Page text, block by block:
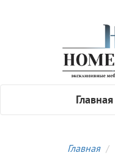
Главная
Главная